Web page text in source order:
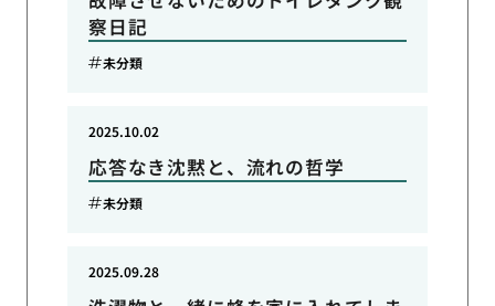
察日記
未分類
応答なき沈黙と、流れの哲学
2025.10.02
未分類
2025.09.28